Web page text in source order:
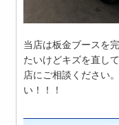
当店は板金ブースを
たいけどキズを直し
店にご相談ください
い！！！